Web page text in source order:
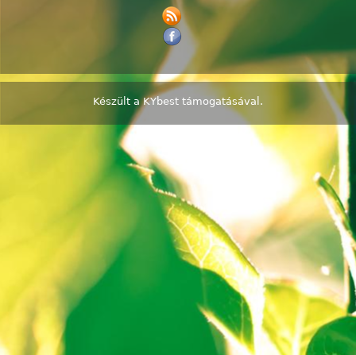
Készült aKYbest támogatásával.